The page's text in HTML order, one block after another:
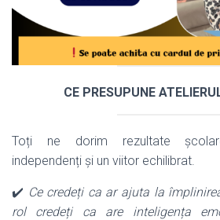
CE PRESUPUNE
Toți ne dorim rezultate
independenți și un viitor echilibrat.
✔️ Ce credeți ca ar ajuta la
rol credeți ca are inteligența